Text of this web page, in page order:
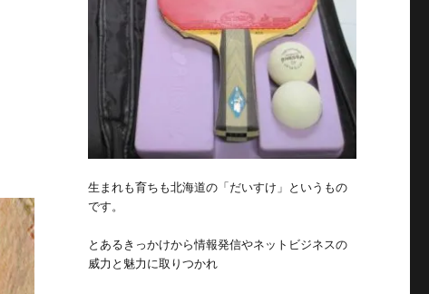
生まれも育ちも北海道の「だいすけ」というもの
です。
とあるきっかけから情報発信やネットビジネスの
威力と魅力に取りつかれ